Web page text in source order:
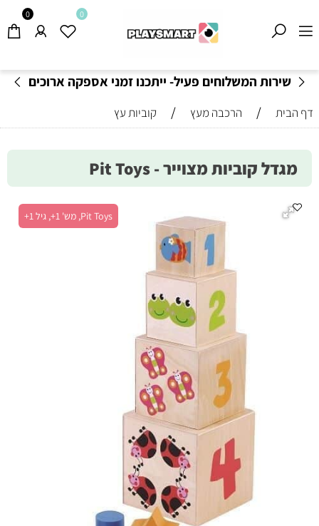
שירות המשלוחים פעיל- ייתכנו זמני אספקה ארוכים
0 0
דף הבית / הרכבה מעץ / קוביות עץ
מגדל קוביות מצוייר - Pit Toys
Pit Toys, מש' 1+, גיל 1+